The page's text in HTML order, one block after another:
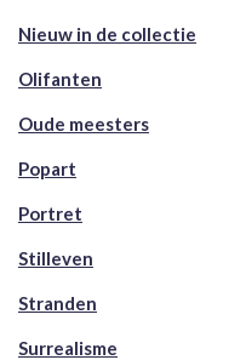
Nieuw in de collectie
Olifanten
Oude meesters
Popart
Portret
Stilleven
Stranden
Surrealisme